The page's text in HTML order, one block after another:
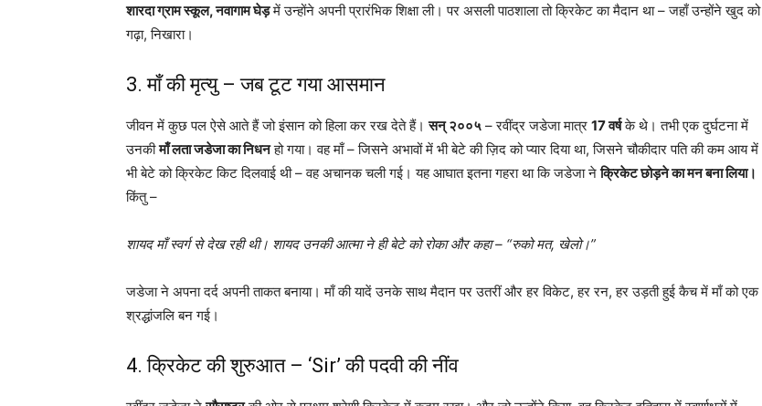
शारदा ग्राम स्कूल, नवागाम घेड़में उन्होंने अपनी प्रारंभिक शिक्षा ली। पर असली पाठशाला तो क्रिकेट का मैदान था – जहाँ उन्होंने खुद को
गढ़ा, निखारा।
3. माँ की मृत्यु – जब टूट गया आसमान
जीवन में कुछ पल ऐसे आते हैं जो इंसान को हिला कर रख देते हैं।सन् २००५ – रवींद्र जडेजा मात्र 17 वर्षके थे। तभी एक दुर्घटना में
उनकीमाँ लता जडेजा का निधनहो गया। वह माँ – जिसने अभावों में भी बेटे की ज़िद को प्यार दिया था, जिसने चौकीदार पति की कम आय में
भी बेटे को क्रिकेट किट दिलवाई थी – वह अचानक चली गई। यह आघात इतना गहरा था कि जडेजा नेक्रिकेट छोड़ने का मन बना लिया।
किंतु –
शायद माँ स्वर्ग से देख रही थी। शायद उनकी आत्मा ने ही बेटे को रोका और कहा – “रुको मत, खेलो।”
जडेजा ने अपना दर्द अपनी ताकत बनाया। माँ की यादें उनके साथ मैदान पर उतरीं और हर विकेट, हर रन, हर उड़ती हुई कैच में माँ को एक
श्रद्धांजलि बन गई।
4. क्रिकेट की शुरुआत – ‘Sir’ की पदवी की नींव